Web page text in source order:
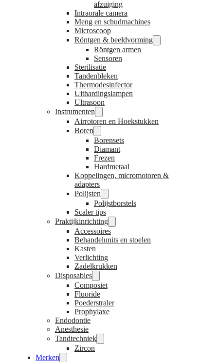
afzuiging
Intraorale camera
Meng en schudmachines
Microscoop
Röntgen & beeldvorming
Röntgen armen
Sensoren
Sterilisatie
Tandenbleken
Thermodesinfector
Uithardingslampen
Ultrasoon
Instrumenten
Airrotoren en Hoekstukken
Boren
Borensets
Diamant
Frezen
Hardmetaal
Koppelingen, micromotoren &
adapters
Polijsten
Polijstborstels
Scaler tips
Praktijkinrichting
Accessoires
Behandelunits en stoelen
Kasten
Verlichting
Zadelkrukken
Disposables
Composiet
Fluoride
Poederstraler
Prophylaxe
Endodontie
Anesthesie
Tandtechniek
Zircon
Merken